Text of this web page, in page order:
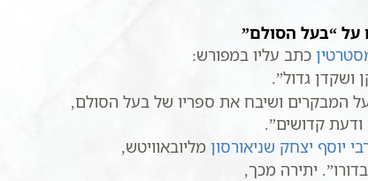
על “בעל הסולם”
כתב עליו במפורש:
גדול”.
המבקרים ושיבח את ספריו של בעל הסולם,
קדושים”.
יוסף יצחק שניאורסון מליובאוויטש,
יתירה מכך,